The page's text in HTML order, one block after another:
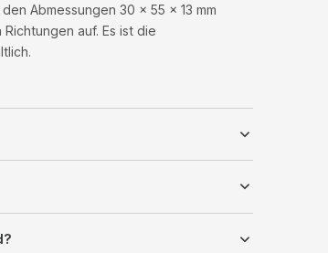
Abmessungen 30 × 55 × 13 mm
auf. Es ist die